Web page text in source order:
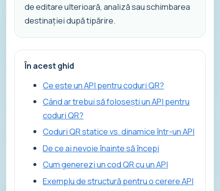
de editare ulterioară, analiză sau schimbarea
destinației după tipărire.
În acest ghid
Ce este un API pentru coduri QR?
Când ar trebui să folosești un API pentru
coduri QR?
Coduri QR statice vs. dinamice într-un API
De ce ai nevoie înainte să începi
Cum generezi un cod QR cu un API
Exemplu de structură pentru o cerere API